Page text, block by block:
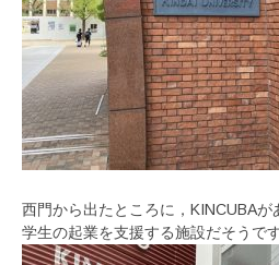
西門から出たところに，KINCUBAが
学生の起業を支援する施設だそうです